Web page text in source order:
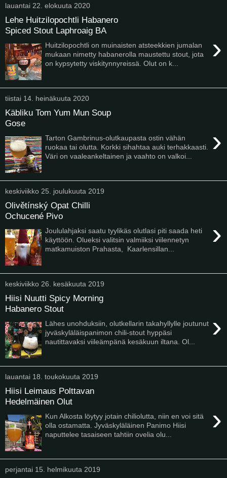
lauantai 22. elokuuta 2020
Lehe Huitzilopochtli Habanero
Spiced Stout Laphroaig BA
›
Huitzilopochtli on muinaisten atsteekkien jumalan
mukaan nimetty habanerolla maustettu stout, jota
on kypsytetty viskitynnyreissä. Olut on k...
tiistai 14. heinäkuuta 2020
Käbliku Tom Yum Mun Soup
Gose
›
Tarton Gambrinus-olutkaupasta ostin vähän
ruokaa tai olutta. Korkki sihahtaa auki terhakkaasti.
Väri on vaaleankeltainen ja vaahto on valkoi...
keskiviikko 25. joulukuuta 2019
Olivětínský Opat Chilli
Ochucené Pivo
›
Joululahjaksi saatu tyylikäs olutlasi piti saada heti
käyttöön. Olueksi valitsin valmiiksi viilennetyn
matkamuiston Prahasta, Kaarlensillan...
keskiviikko 26. kesäkuuta 2019
Hiisi Nuutti Spicy Morning
Habanero Stout
›
Lähes unohduksiin, olutkellarin takahyllylle joutunut
jyväskyläläispanimon chili-stout hyppäsi
nautittavaksi viileämpänä kesäkuun iltana. Ol...
lauantai 18. toukokuuta 2019
Hiisi Leimaus Polttavan
Hedelmäinen Olut
›
Kun Alkosta löytyy jotain chiliolutta, niin en voi sitä
olla ostamatta. Jyväskyläläinen Panimo Hiisi
naputtelee tasaiseen tahtiin ovelia olu...
perjantai 15. helmikuuta 2019